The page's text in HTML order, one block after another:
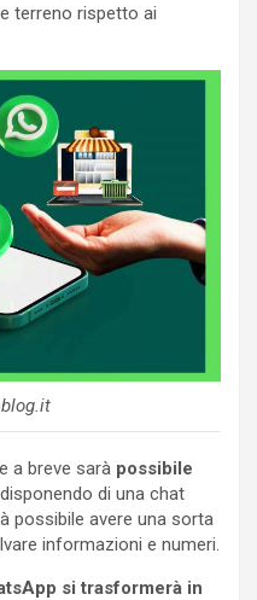
terreno rispetto ai
a breve sarà possibile
di una chat
possibile avere una sorta
informazioni e numeri.
si trasformerà in